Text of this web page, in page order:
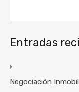
Entradas
Negociación